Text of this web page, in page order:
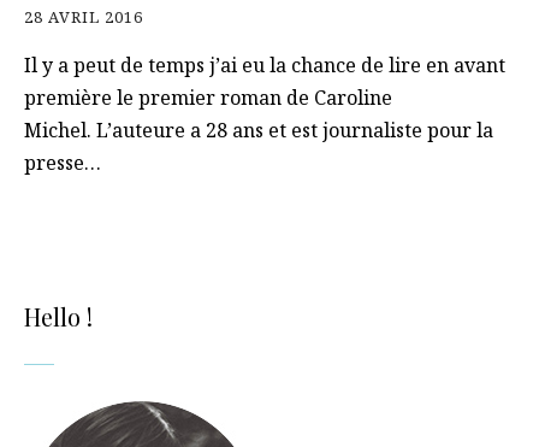
28 AVRIL 2016
Il y a peut de temps j’ai eu la chance de lire en avant
première le premier roman de Caroline
Michel. L’auteure a 28 ans et est journaliste pour la
presse…
Hello !